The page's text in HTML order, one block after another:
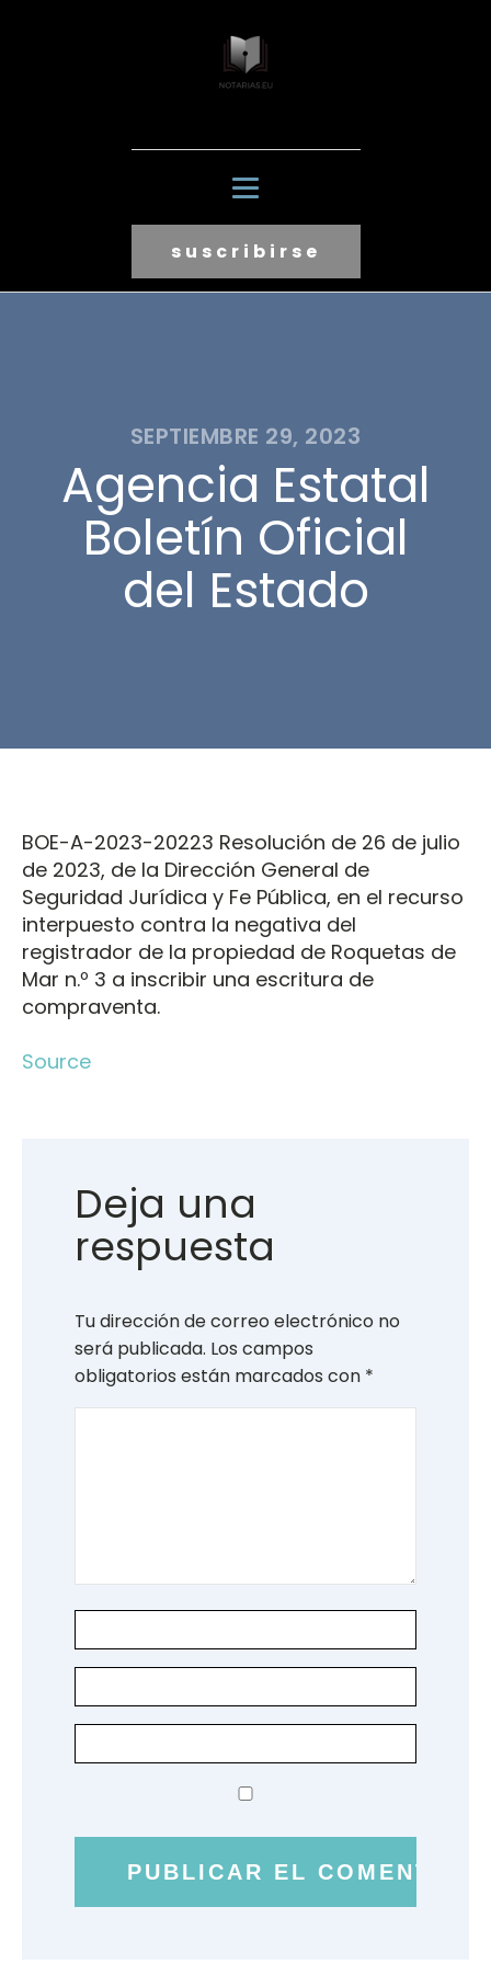
suscribirse
SEPTIEMBRE 29, 2023
Agencia Estatal
Boletín Oficial
del Estado
BOE-A-2023-20223 Resolución de 26 de julio
de 2023, de la Dirección General de
Seguridad Jurídica y Fe Pública, en el recurso
interpuesto contra la negativa del
registrador de la propiedad de Roquetas de
Mar n.º 3 a inscribir una escritura de
compraventa.
Source
Deja una
respuesta
Tu dirección de correo electrónico no
será publicada. Los campos
obligatorios están marcados con *